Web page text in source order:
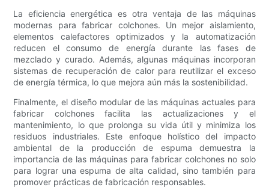
La eficiencia energética es otra ventaja de las máquinas
modernas para fabricar colchones. Un mejor aislamiento,
elementos calefactores optimizados y la automatización
reducen el consumo de energía durante las fases de
mezclado y curado. Además, algunas máquinas incorporan
sistemas de recuperación de calor para reutilizar el exceso
de energía térmica, lo que mejora aún más la sostenibilidad.
Finalmente, el diseño modular de las máquinas actuales para
fabricar colchones facilita las actualizaciones y el
mantenimiento, lo que prolonga su vida útil y minimiza los
residuos industriales. Este enfoque holístico del impacto
ambiental de la producción de espuma demuestra la
importancia de las máquinas para fabricar colchones no solo
para lograr una espuma de alta calidad, sino también para
promover prácticas de fabricación responsables.